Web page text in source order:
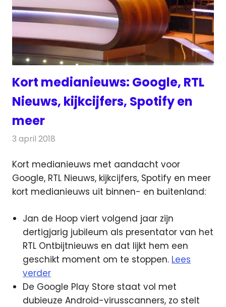
Kort medianieuws: Google, RTL
Nieuws, kijkcijfers, Spotify en
meer
3 april 2018
Kort medianieuws met aandacht voor
Google, RTL Nieuws, kijkcijfers, Spotify en meer
kort medianieuws uit binnen- en buitenland:
Jan de Hoop viert volgend jaar zijn
dertigjarig jubileum als presentator van het
RTL Ontbijtnieuws en dat lijkt hem een
geschikt moment om te stoppen. Lees
verder
De Google Play Store staat vol met
dubieuze Android-virusscanners, zo stelt